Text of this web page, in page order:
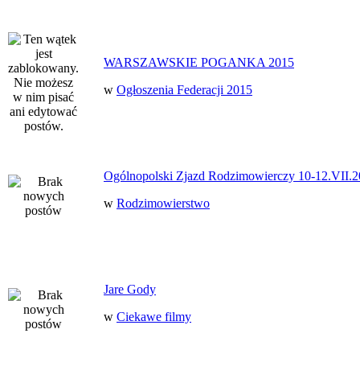
WARSZAWSKIE POGANKA 2015
w Ogłoszenia Federacji 2015
Ogólnopolski Zjazd Rodzimowierczy 10-
w Rodzimowierstwo
Jare Gody
w Ciekawe filmy